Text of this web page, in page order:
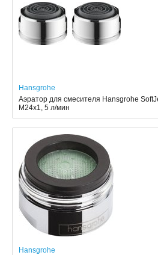
Hansgrohe
Аэратор для смесителя Hansgrohe
М24х1, 5 л/мин
Hansgrohe